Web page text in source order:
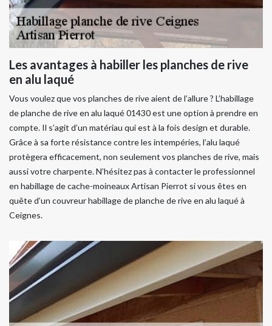
Les avantages à habiller les planches de rive
en alu laqué
Vous voulez que vos planches de rive aient de l’allure ? L’habillage
de planche de rive en alu laqué 01430 est une option à prendre en
compte. Il s’agit d’un matériau qui est à la fois design et durable.
Grâce à sa forte résistance contre les intempéries, l’alu laqué
protègera efficacement, non seulement vos planches de rive, mais
aussi votre charpente. N’hésitez pas à contacter le professionnel
en habillage de cache-moineaux Artisan Pierrot si vous êtes en
quête d’un couvreur habillage de planche de rive en alu laqué à
Ceignes.